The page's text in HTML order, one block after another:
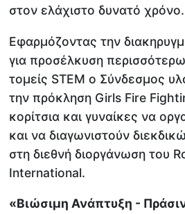
στον ελάχιστο δυνατό χρόνο.
Εφαρμόζοντας την
για προσέλκυση
τομείς STEM ο Σύνδεσμος
την πρόκληση Girls Fire
κορίτσια και γυναίκες να
και να διαγωνιστούν
στη διεθνή διοργάνωση του
International.
«Βιώσιμη Ανάπτυξη -